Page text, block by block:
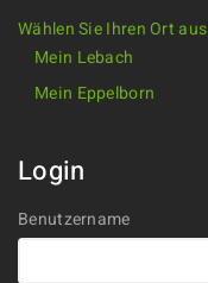
Wählen Sie Ihren Ort aus
Mein Lebach
Mein Eppelborn
Login
Benutzername